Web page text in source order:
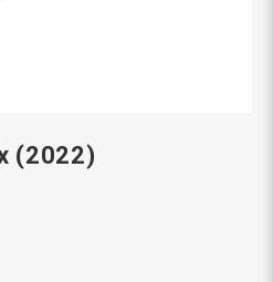
(2022)